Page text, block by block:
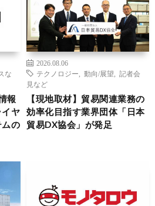
な
報
ヤ
ムの
2026.08.06
テクノロジー
動向/展望
記者会
見など
【現地取材】貿易関連業務の
効率化目指す業界団体「日本
貿易DX協会」が発足